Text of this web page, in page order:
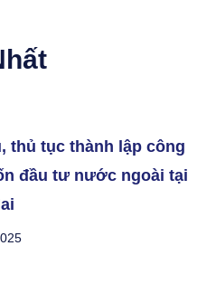
thủ tục thành lập công
đầu tư nước ngoài tại